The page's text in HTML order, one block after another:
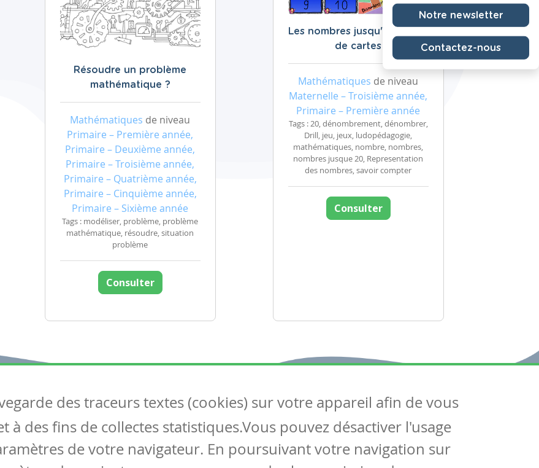
Résoudre un problème
mathématique ?
Mathématiques de niveau
Primaire – Première année,
Primaire – Deuxième année,
Primaire – Troisième année,
Primaire – Quatrième année,
Primaire – Cinquième année,
Primaire – Sixième année
Tags : modéliser, problème, problème
mathématique, résoudre, situation
problème
Consulter
Les nombres jusqu'à 20 : jeu
de cartes
Mathématiques de niveau
Maternelle – Troisième année,
Primaire – Première année
Tags : 20, dénombrement, dénombrer,
Drill, jeu, jeux, ludopédagogie,
mathématiques, nombre, nombres,
nombres jusque 20, Representation
des nombres, savoir compter
Consulter
Notre newsletter
Contactez-nous
Articles
Tous les articles
Articles DYS
Suivez-nous
Contactez-nous
Soutien scolaire
des traceurs textes (cookies) sur votre appareil afin de vous
des fins de collectes statistiques.Vous pouvez désactiver l'usage
de votre navigateur. En poursuivant votre navigation sur